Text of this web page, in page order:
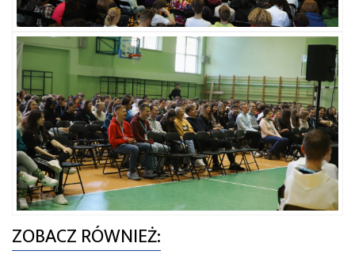
ZOBACZ RÓWNIEŻ: